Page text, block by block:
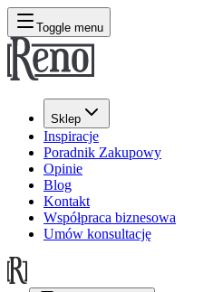
Toggle menu
Sklep
Inspiracje
Poradnik Zakupowy
Opinie
Blog
Kontakt
Współpraca biznesowa
Umów konsultację